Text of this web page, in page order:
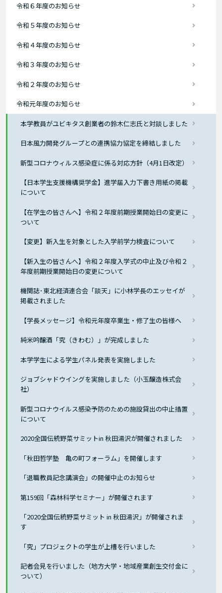
令和６年度のお知らせ
令和５年度のお知らせ
令和４年度のお知らせ
令和３年度のお知らせ
令和２年度のお知らせ
令和元年度のお知らせ
本学教員がユビキタス創業者の鈴木仁志氏と対談しました
日本風力開発グループとの連携協力協定を締結しました
新型コロナウィルス感染症に係る対応方針（4月1日改定）
【日本学生支援機構奨学金】進学届入力下書き用紙の掲載
について
【在学生の皆さんへ】令和２年度前期授業開始日の変更に
ついて
【変更】新入生を対象とした入学前学力検査について
【新入生の皆さんへ】令和２年度入学式の中止及び令和２
年度前期授業開始日の変更について
機関誌･東北経済連合会「談天」に小林学長のエッセイが
掲載されました
【学長メッセージ】令和元年度卒業生・修了生の皆様へ
純米吟醸酒「究（きわむ）」が完成しました
本学学生による学生パネル発表を実施しました
ジョブシャドウイングを実施しました（小玉醸造株式会
社）
新型コロナウイルス感染予防のための施設貸出の中止措置
について
2020全国伝統野菜サミットin 秋田湯沢が開催されました
「秋田哲学塾 亀の町フォーラム」を開催します
「退職教員記念講演会」の開催中止のお知らせ
第159回「森林科学セミナー」が開催されます
「2020全国伝統野菜サミット in 秋田湯沢」が開催されま
す
「究」プロジェクトの学生が上槽を行いました
記者会見を行いました（地方大学・地域産業創生交付金に
ついて）